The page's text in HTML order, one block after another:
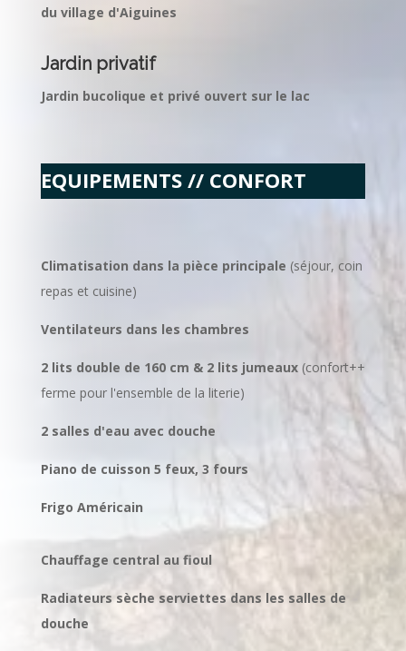
du village d'Aiguines
Jardin privatif
Jardin bucolique et privé ouvert sur le lac
EQUIPEMENTS // CONFORT
Climatisation dans la pièce principale (séjour, coin
repas et cuisine)
Ventilateurs dans les chambres
2 lits double de 160 cm & 2 lits jumeaux (confort++
ferme pour l'ensemble de la literie)
2 salles d'eau avec douche
Piano de cuisson 5 feux, 3 fours
Frigo Américain
Chauffage central au fioul
Radiateurs sèche serviettes dans les salles de
douche